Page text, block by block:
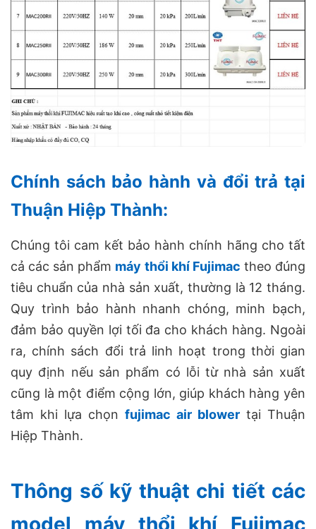
Chính sách bảo hành và đổi trả tại
Thuận Hiệp Thành:
Chúng tôi cam kết bảo hành chính hãng cho tất
cả các sản phẩm máy thổi khí Fujimac theo đúng
tiêu chuẩn của nhà sản xuất, thường là 12 tháng.
Quy trình bảo hành nhanh chóng, minh bạch,
đảm bảo quyền lợi tối đa cho khách hàng. Ngoài
ra, chính sách đổi trả linh hoạt trong thời gian
quy định nếu sản phẩm có lỗi từ nhà sản xuất
cũng là một điểm cộng lớn, giúp khách hàng yên
tâm khi lựa chọn fujimac air blower tại Thuận
Hiệp Thành.
Thông số kỹ thuật chi tiết các